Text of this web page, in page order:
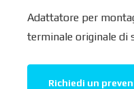
Adattatore per
terminale originale di
Richiedi un